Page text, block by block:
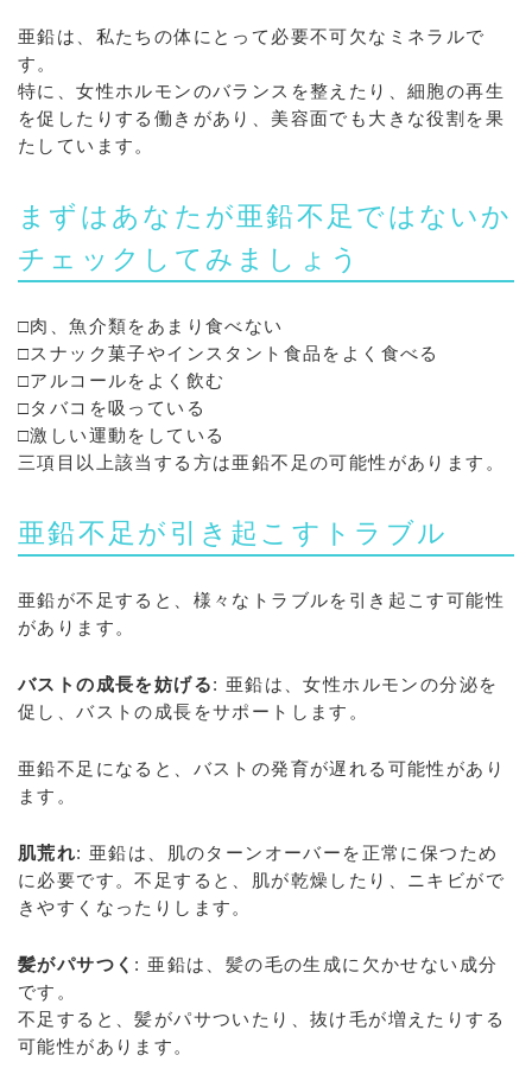
亜鉛は、私たちの体にとって必要不可欠なミネラルで
す。
特に、女性ホルモンのバランスを整えたり、細胞の再生
を促したりする働きがあり、美容面でも大きな役割を果
たしています。
まずはあなたが亜鉛不足ではないか
チェックしてみましょう
□肉、魚介類をあまり食べない
□スナック菓子やインスタント食品をよく食べる
□アルコールをよく飲む
□タバコを吸っている
□激しい運動をしている
三項目以上該当する方は亜鉛不足の可能性があります。
亜鉛不足が引き起こすトラブル
亜鉛が不足すると、様々なトラブルを引き起こす可能性
があります。
バストの成長を妨げる: 亜鉛は、女性ホルモンの分泌を
促し、バストの成長をサポートします。
亜鉛不足になると、バストの発育が遅れる可能性があり
ます。
肌荒れ: 亜鉛は、肌のターンオーバーを正常に保つため
に必要です。不足すると、肌が乾燥したり、ニキビがで
きやすくなったりします。
髪がパサつく : 亜鉛は、髪の毛の生成に欠かせない成分
です。
不足すると、髪がパサついたり、抜け毛が増えたりする
可能性があります。